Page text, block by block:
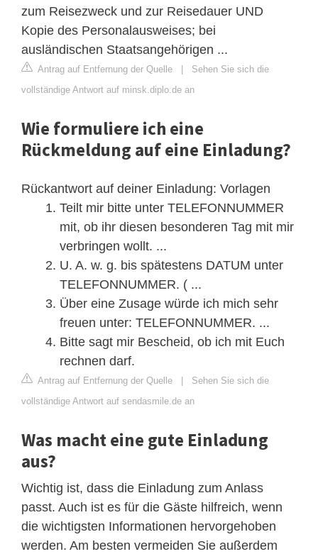
zum Reisezweck und zur Reisedauer UND
Kopie des Personalausweises; bei
ausländischen Staatsangehörigen ...
Antrag auf Entfernung der Quelle | Sehen Sie sich die
vollständige Antwort auf minsk.diplo.de an
Wie formuliere ich eine
Rückmeldung auf eine Einladung?
Rückantwort auf deiner Einladung: Vorlagen
Teilt mir bitte unter TELEFONNUMMER
mit, ob ihr diesen besonderen Tag mit mir
verbringen wollt. ...
U. A. w. g. bis spätestens DATUM unter
TELEFONNUMMER. ( ...
Über eine Zusage würde ich mich sehr
freuen unter: TELEFONNUMMER. ...
Bitte sagt mir Bescheid, ob ich mit Euch
rechnen darf.
Antrag auf Entfernung der Quelle | Sehen Sie sich die
vollständige Antwort auf sendasmile.de an
Was macht eine gute Einladung
aus?
Wichtig ist, dass die Einladung zum Anlass
passt. Auch ist es für die Gäste hilfreich, wenn
die wichtigsten Informationen hervorgehoben
werden. Am besten vermeiden Sie außerdem